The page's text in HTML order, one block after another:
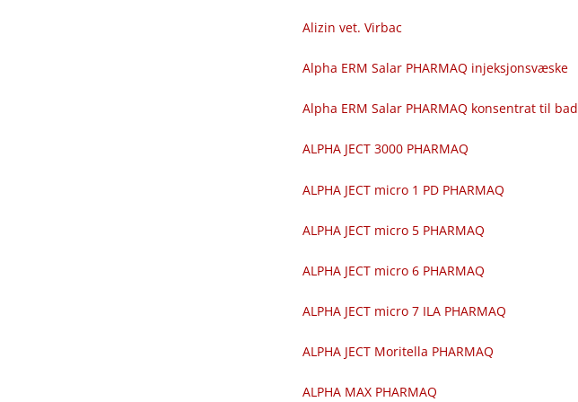
Alizin vet. Virbac
Alpha ERM Salar PHARMAQ injeksjonsvæske
Alpha ERM Salar PHARMAQ konsentrat til bad
ALPHA JECT 3000 PHARMAQ
ALPHA JECT micro 1 PD PHARMAQ
ALPHA JECT micro 5 PHARMAQ
ALPHA JECT micro 6 PHARMAQ
ALPHA JECT micro 7 ILA PHARMAQ
ALPHA JECT Moritella PHARMAQ
ALPHA MAX PHARMAQ